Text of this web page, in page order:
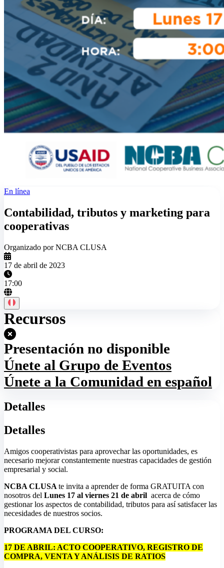
En línea
Contabilidad, tributos y marketing para
cooperativas
Organizado por NCBA CLUSA
17 de abril de 2023
17:00
Recursos
Presentación no disponible
Únete al Grupo de Eventos
Únete a la Comunidad en español
Detalles
Detalles
Amigos cooperativistas para aprovechar las oportunidades, es
necesario mejorar constantemente nuestras capacidades de gestión
empresarial y social.
NCBA CLUSA te invita a aprender de forma GRATUITA con
nosotros del Lunes 17 al viernes 21 de abril acerca de cómo
gestionar los aspectos de contabilidad, tributos para así satisfacer las
necesidades de nuestros socios.
PROGRAMA DEL CURSO:
17 DE ABRIL: ACTO COOPERATIVO, REGISTRO DE
COMPRA, VENTA Y ANÁLISIS DE RATIOS